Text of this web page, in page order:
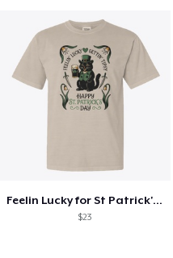
Feelin Lucky for St Patrick's Day
$23